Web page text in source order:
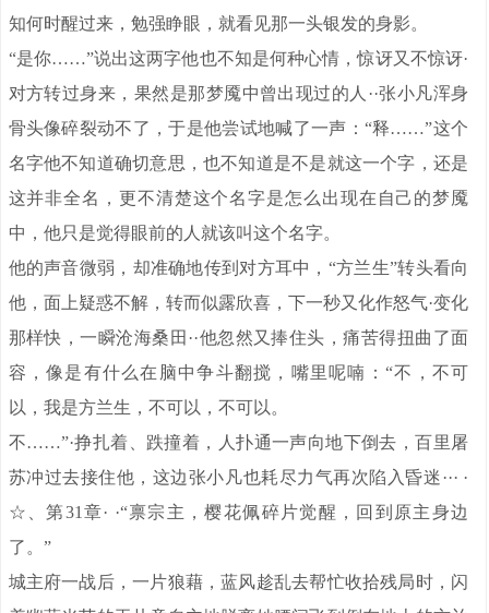
知何时醒过来，勉强睁眼，就看见那一头银发的身影。
“是你……”说出这两字他也不知是何种心情，惊讶又不惊讶·
对方转过身来，果然是那梦魇中曾出现过的人··张小凡浑身
骨头像碎裂动不了，于是他尝试地喊了一声：“释……”这个
名字他不知道确切意思，也不知道是不是就这一个字，还是
这并非全名，更不清楚这个名字是怎么出现在自己的梦魇
中，他只是觉得眼前的人就该叫这个名字。
他的声音微弱，却准确地传到对方耳中，“方兰生”转头看向
他，面上疑惑不解，转而似露欣喜，下一秒又化作怒气·变化
那样快，一瞬沧海桑田··他忽然又捧住头，痛苦得扭曲了面
容，像是有什么在脑中争斗翻搅，嘴里呢喃：“不，不可
以，我是方兰生，不可以，不可以。
不……”·挣扎着、跌撞着，人扑通一声向地下倒去，百里屠
苏冲过去接住他，这边张小凡也耗尽力气再次陷入昏迷··· ·
☆、第31章· ·“禀宗主，樱花佩碎片觉醒，回到原主身边
了。”
城主府一战后，一片狼藉，蓝风趁乱去帮忙收拾残局时，闪